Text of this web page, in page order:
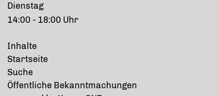
Dienstag
14:00 - 18:00 Uhr
Inhalte
Startseite
Suche
Öffentliche Bekanntmachungen